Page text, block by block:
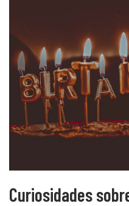
Curiosidades